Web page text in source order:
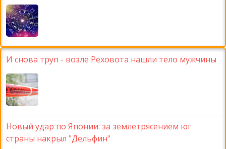
И снова труп - возле Реховота нашли тело мужчины
Новый удар по Японии: за землетрясением юг
страны накрыл "Дельфин"